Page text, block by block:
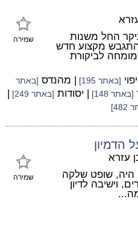
שמירה
החל משנות
מקצוע חדש
לביקורת
[באתר 195] | מהנדס [באתר
[באתר 148] | יסודות [באתר 249]
|
הדמיון
שמירה
עזרא
היה, שופט שלקה
וישיבה לדיון